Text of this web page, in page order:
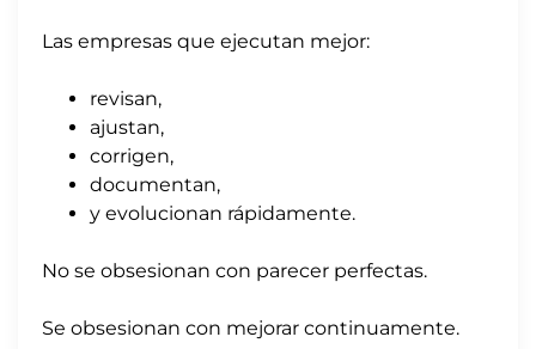
Las empresas que ejecutan mejor:
revisan,
ajustan,
corrigen,
documentan,
y evolucionan rápidamente.
No se obsesionan con parecer perfectas.
Se obsesionan con mejorar continuamente.